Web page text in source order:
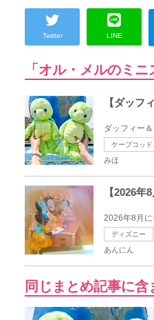
Twitter LINE
「オル・メルのミ
【ダッフ
ダッフィー
ケープコッド
みほ
【2026
2026年8月に
ディズニー
あんにん
同じまとめ記事に